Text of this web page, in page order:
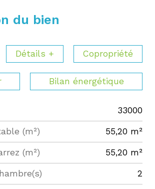
du bien
Détails + Copropriété
Bilan énergétique
33000
(m²) 55,20 m²
(m²) 55,20 m²
2